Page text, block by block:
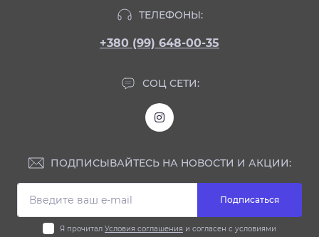
ТЕЛЕФОНЫ:
+380 (99) 648-00-35
СОЦ СЕТИ:
ПОДПИСЫВАЙТЕСЬ НА НОВОСТИ И АКЦИИ:
Подписаться
Я прочитал Условия соглашения и согласен с условиями